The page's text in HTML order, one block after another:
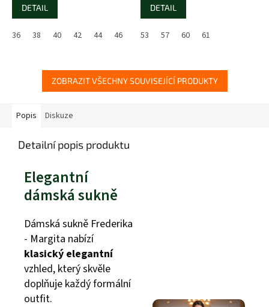
DETAIL
36 38 40 42 44 46 48 50 52
DETAIL
53 57 60 61
ZOBRAZIT VŠECHNY SOUVISEJÍCÍ PRODUKTY
Popis Diskuze
Detailní popis produktu
Elegantní
dámská sukně
Dámská sukně Frederika
- Margita nabízí
klasický elegantní
vzhled, který skvěle
doplňuje každý formální
outfit.